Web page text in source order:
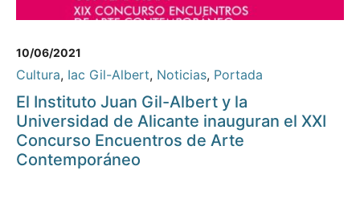
10/06/2021
Cultura, Iac Gil-Albert, Noticias, Portada
El Instituto Juan Gil-Albert y la
Universidad de Alicante inauguran el XXI
Concurso Encuentros de Arte
Contemporáneo